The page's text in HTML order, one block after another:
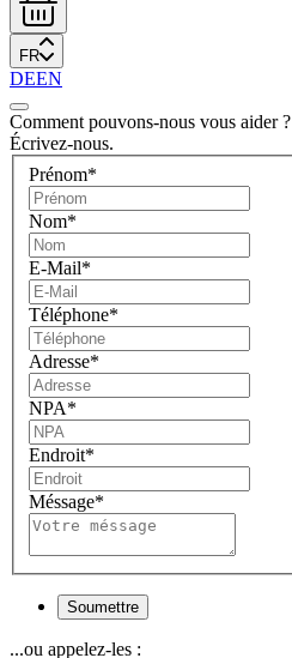
FR
DEEN
Comment pouvons-nous vous aider ?
Écrivez-nous.
Prénom*
Nom*
E-Mail*
Téléphone*
Adresse*
NPA*
Endroit*
Méssage*
Soumettre
...ou appelez-les :